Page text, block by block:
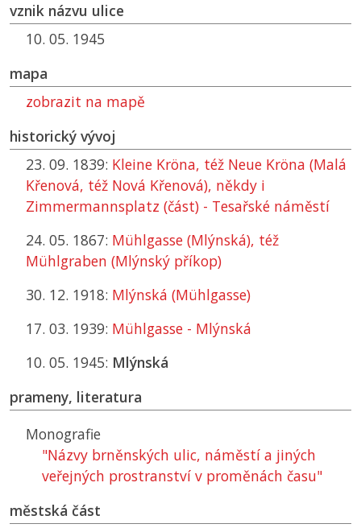
vznik názvu ulice
10. 05. 1945
mapa
zobrazit na mapě
historický vývoj
23. 09. 1839: Kleine Kröna, též Neue Kröna (Malá
Křenová, též Nová Křenová), někdy i
Zimmermannsplatz (část) - Tesařské náměstí
24. 05. 1867: Mühlgasse (Mlýnská), též
Mühlgraben (Mlýnský příkop)
30. 12. 1918: Mlýnská (Mühlgasse)
17. 03. 1939: Mühlgasse - Mlýnská
10. 05. 1945: Mlýnská
prameny, literatura
Monografie
"Názvy brněnských ulic, náměstí a jiných
veřejných prostranství v proměnách času"
městská část